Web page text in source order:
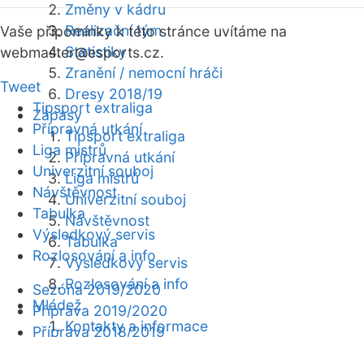
Změny v kádru
Realizační tým
Statistiky
Zranění / nemocní hráči
Dresy 2018/19
Zápasy
Tipsport extraliga
Přípravná utkání
Liga mistrů
Univerzitní souboj
Návštěvnost
Tabulka
Výsledkový servis
Rozlosování a info
Mládež
Kontakty a informace
Vaše připomínky k této stránce uvítáme na
webmaster@esports.cz.
Tweet
Tipsport extraliga
Přípravná utkání
Liga mistrů
Univerzitní souboj
Návštěvnost
Tabulka
Výsledkový servis
Rozlosování a info
Sezóna 2019/2020
Příprava 2019/2020
Příprava 2018/2019